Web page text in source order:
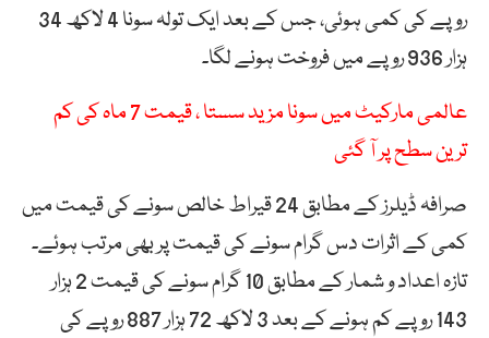
روپے کی کمی ہوئی، جس کے بعد ایک تولہ سونا 4 لاکھ 34
ہزار 936 روپے میں فروخت ہونے لگا۔
عالمی مارکیٹ میں سونا مزید سستا ، قیمت 7 ماہ کی کم
ترین سطح پر آ گئی
صرافہ ڈیلرز کے مطابق 24 قیراط خالص سونے کی قیمت میں
کمی کے اثرات دس گرام سونے کی قیمت پر بھی مرتب ہوئے۔
تازہ اعداد و شمار کے مطابق 10 گرام سونے کی قیمت 2 ہزار
143 روپے کم ہونے کے بعد 3 لاکھ 72 ہزار 887 روپے کی